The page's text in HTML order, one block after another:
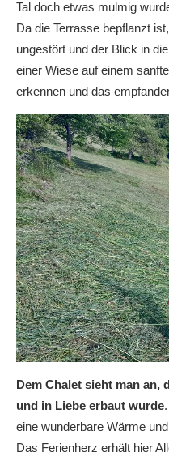
Tal doch etwas mulmig
Da die Terrasse bepflanzt
ungestört und der Blick in
einer Wiese auf einem
erkennen und das
Dem Chalet sieht man an,
und in Liebe erbaut wurde
eine wunderbare Wärme
Das Ferienherz erhält hier